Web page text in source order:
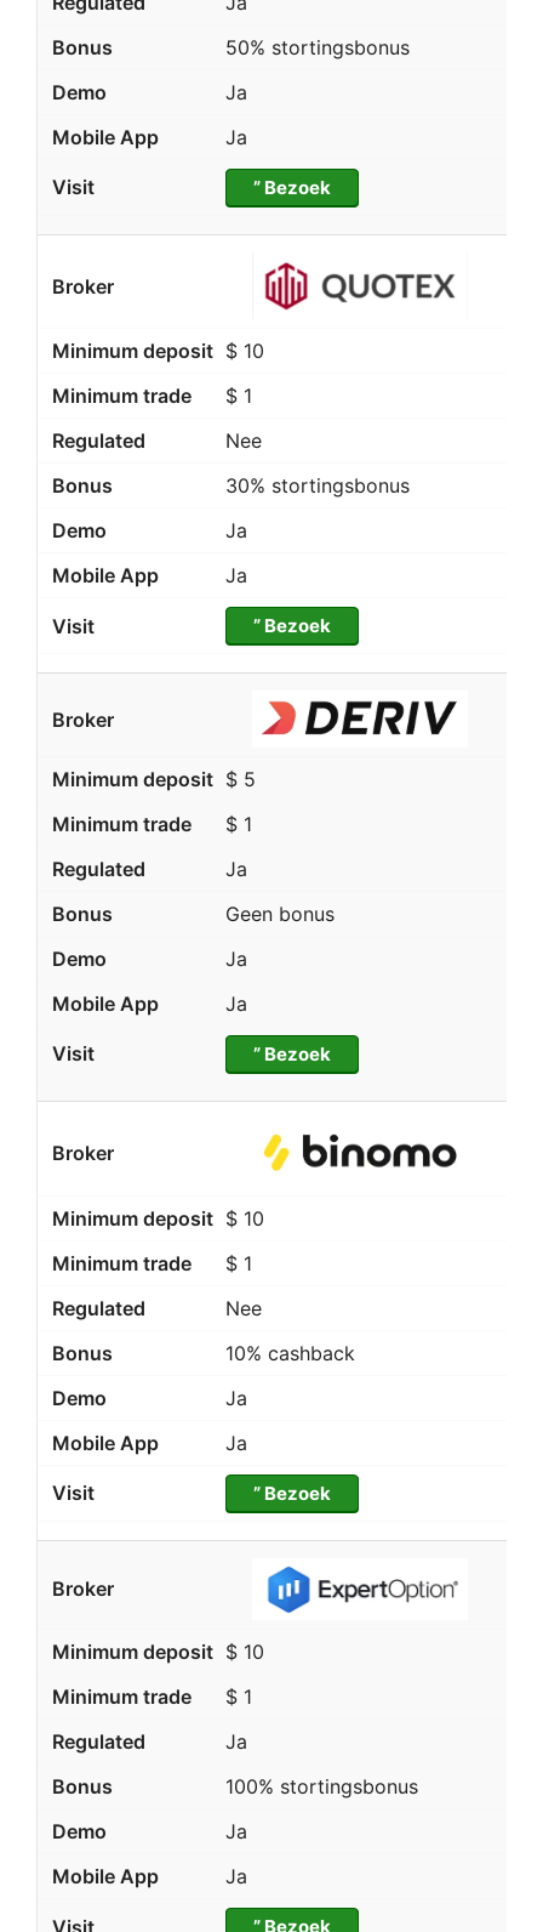
50% stortingsbonus
Ja
Ja
” Bezoek
$ 10
$ 1
Nee
30% stortingsbonus
Ja
Ja
” Bezoek
$ 5
$ 1
Ja
Geen bonus
Ja
Ja
” Bezoek
$ 10
$ 1
Nee
10% cashback
Ja
Ja
” Bezoek
$ 10
$ 1
Ja
100% stortingsbonus
Ja
Ja
” Bezoek